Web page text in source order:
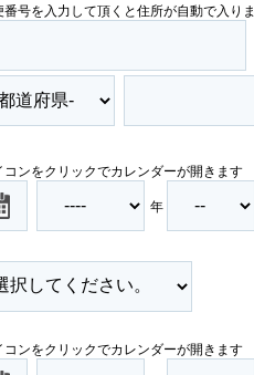
号を入力して頂くと住所が自動で入りま
ンをクリックでカレンダーが開きます
年
ンをクリックでカレンダーが開きます